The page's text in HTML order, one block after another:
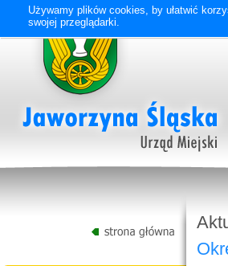
Używamy plików cookies, by ułatwić
swojej przeglądarki.